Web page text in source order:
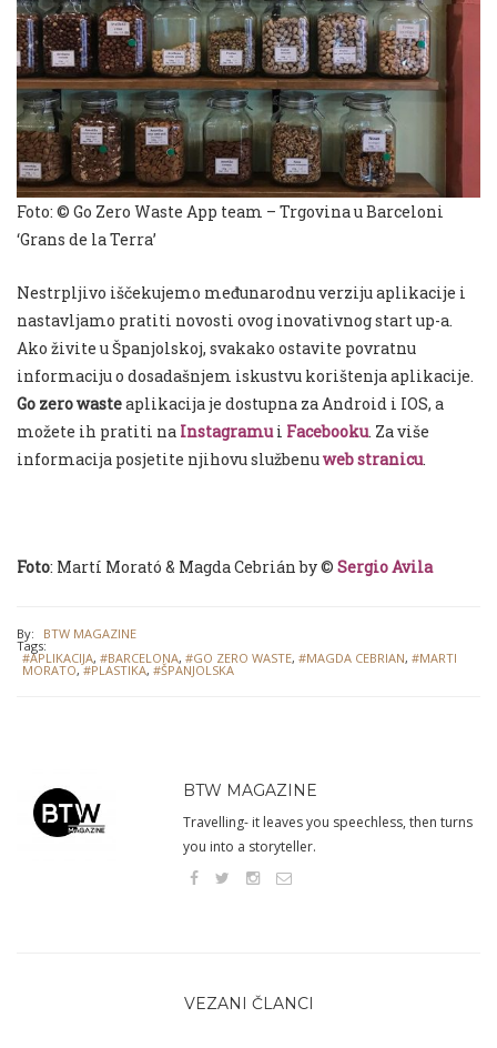
Foto: © Go Zero Waste App team – Trgovina u Barceloni
‘Grans de la Terra’
Nestrpljivo iščekujemo međunarodnu verziju aplikacije i
nastavljamo pratiti novosti ovog inovativnog start up-a.
Ako živite u Španjolskoj, svakako ostavite povratnu
informaciju o dosadašnjem iskustvu korištenja aplikacije.
Go zero wasteaplikacija je dostupna za Android i IOS, a
možete ih pratiti na Instagramu i Facebooku. Za više
informacija posjetite njihovu službenuweb stranicu.
Foto: Martí Morató & Magda Cebrián by © Sergio Avila
By: BTW MAGAZINE
Tags:
#APLIKACIJA, #BARCELONA, #GO ZERO WASTE, #MAGDA CEBRIAN, #MARTI
MORATO,#PLASTIKA, #ŠPANJOLSKA
BTW MAGAZINE
Travelling- it leaves you speechless, then turns
you into a storyteller.
VEZANI ČLANCI